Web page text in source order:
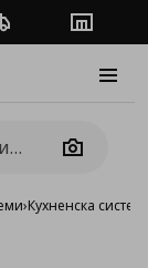
Проследяване на
Camera
›Кухненска